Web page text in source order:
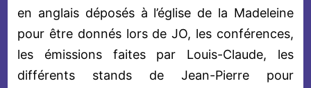
en anglais déposés à l’église de la Madeleine
pour être donnés lors de JO, les conférences,
les émissions faites par Louis-Claude, les
différents stands de Jean-Pierre pour